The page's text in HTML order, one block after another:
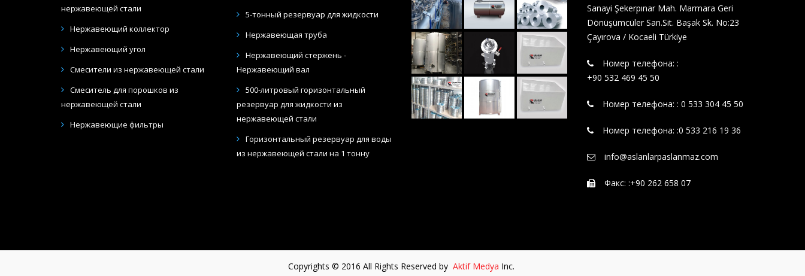
нержавеющей стали
Нержавеющий коллектор
Нержавеющий угол
Смесители из нержавеющей стали
Смеситель для порошков из
нержавеющей стали
Нержавеющие фильтры
5-тонный резервуар для жидкости
Нержавеющая труба
Нержавеющий стержень -
Нержавеющий вал
500-литровый горизонтальный
резервуар для жидкости из
нержавеющей стали
Горизонтальный резервуар для воды
из нержавеющей стали на 1 тонну
Sanayi Şekerpınar Mah. Marmara Geri
Dönüşümcüler San.Sit. Başak Sk. No:23
Çayırova / Kocaeli Türkiye
Номер телефона: :‪
+90 532 469 45 50‬
Номер телефона: : 0 533 304 45 50
Номер телефона: :0 533 216 19 36
info@aslanlarpaslanmaz.com
Факс: :+90 262 658 07
Copyrights © 2016 All Rights Reserved by Aktif Medya Inc.